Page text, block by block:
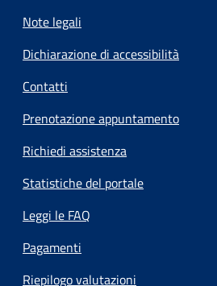
Note legali
Dichiarazione di accessibilità
Contatti
Prenotazione appuntamento
Richiedi assistenza
Statistiche del portale
Leggi le FAQ
Pagamenti
Riepilogo valutazioni